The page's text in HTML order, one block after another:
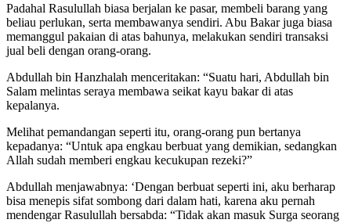
Padahal Rasulullah biasa berjalan ke pasar, membeli barang yang
beliau perlukan, serta membawanya sendiri. Abu Bakar juga biasa
memanggul pakaian di atas bahunya, melakukan sendiri transaksi
jual beli dengan orang-orang.
Abdullah bin Hanzhalah menceritakan: “Suatu hari, Abdullah bin
Salam melintas seraya membawa seikat kayu bakar di atas
kepalanya.
Melihat pemandangan seperti itu, orang-orang pun bertanya
kepadanya: “Untuk apa engkau berbuat yang demikian, sedangkan
Allah sudah memberi engkau kecukupan rezeki?”
Abdullah menjawabnya: ‘Dengan berbuat seperti ini, aku berharap
bisa menepis sifat sombong dari dalam hati, karena aku pernah
mendengar Rasulullah bersabda: “Tidak akan masuk Surga seorang